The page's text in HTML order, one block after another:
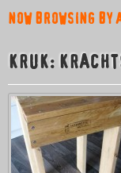
NOW BROWSING BY
KRUK: